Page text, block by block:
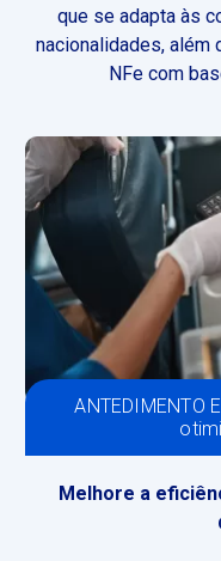
que se adapta às
nacionalidades, além
NFe com
ANTEDIMENTO
Melhore a